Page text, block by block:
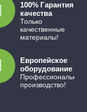
100% Гарантия
качества
Только
качественные
материалы!
Европейское
оборудование
Профессиональное
производство!